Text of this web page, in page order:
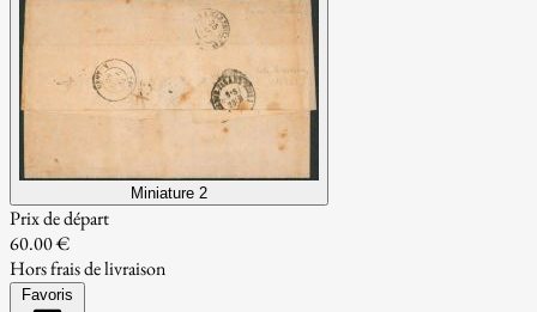
Miniature 2
Prix de départ
60.00 €
Hors frais de livraison
Favoris